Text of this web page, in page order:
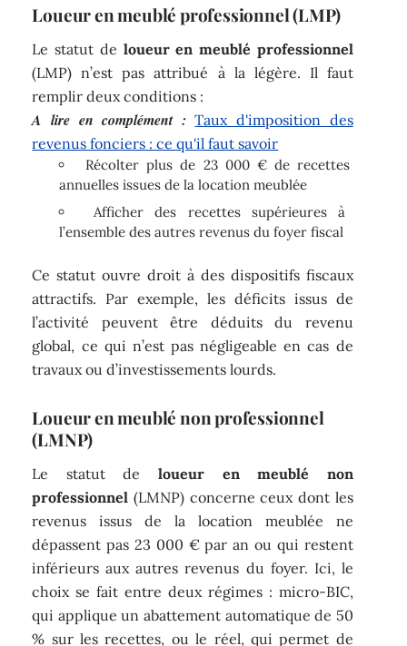
Loueur en meublé professionnel (LMP)
Le statut de loueur en meublé professionnel
(LMP) n’est pas attribué à la légère. Il faut
remplir deux conditions :
A lire en complément : Taux d'imposition des
revenus fonciers : ce qu'il faut savoir
Récolter plus de 23 000 € de recettes
annuelles issues de la location meublée
Afficher des recettes supérieures à
l’ensemble des autres revenus du foyer fiscal
Ce statut ouvre droit à des dispositifs fiscaux
attractifs. Par exemple, les déficits issus de
l’activité peuvent être déduits du revenu
global, ce qui n’est pas négligeable en cas de
travaux ou d’investissements lourds.
Loueur en meublé non professionnel
(LMNP)
Le statut de loueur en meublé non
professionnel (LMNP) concerne ceux dont les
revenus issus de la location meublée ne
dépassent pas 23 000 € par an ou qui restent
inférieurs aux autres revenus du foyer. Ici, le
choix se fait entre deux régimes : micro-BIC,
qui applique un abattement automatique de 50
% sur les recettes, ou le réel, qui permet de